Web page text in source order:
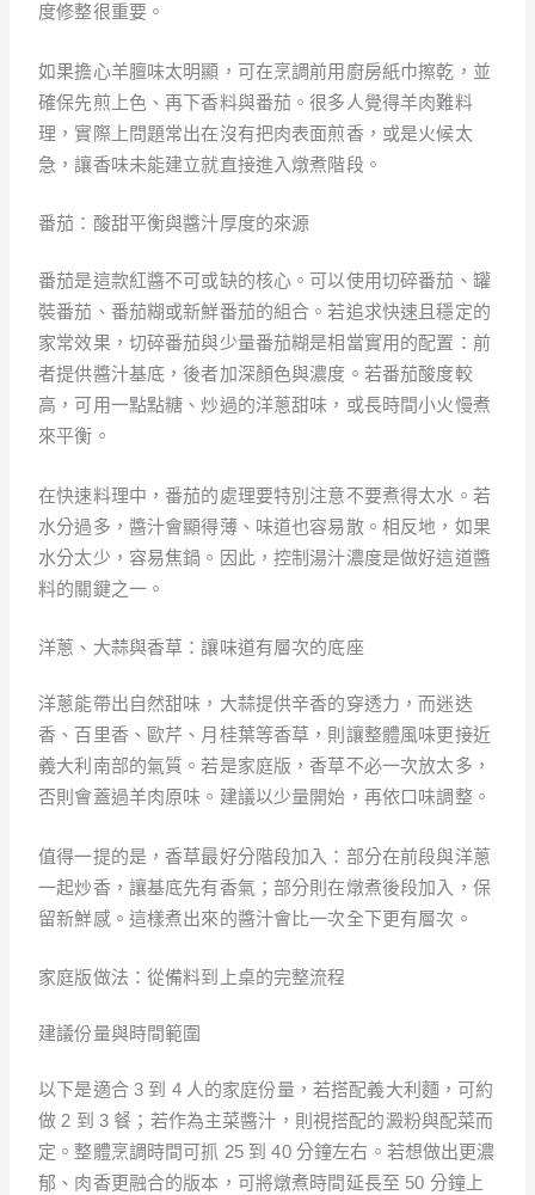
度修整很重要。
如果擔心羊膻味太明顯，可在烹調前用廚房紙巾擦乾，並
確保先煎上色、再下香料與番茄。很多人覺得羊肉難料
理，實際上問題常出在沒有把肉表面煎香，或是火候太
急，讓香味未能建立就直接進入燉煮階段。
番茄：酸甜平衡與醬汁厚度的來源
番茄是這款紅醬不可或缺的核心。可以使用切碎番茄、罐
裝番茄、番茄糊或新鮮番茄的組合。若追求快速且穩定的
家常效果，切碎番茄與少量番茄糊是相當實用的配置：前
者提供醬汁基底，後者加深顏色與濃度。若番茄酸度較
高，可用一點點糖、炒過的洋蔥甜味，或長時間小火慢煮
來平衡。
在快速料理中，番茄的處理要特別注意不要煮得太水。若
水分過多，醬汁會顯得薄、味道也容易散。相反地，如果
水分太少，容易焦鍋。因此，控制湯汁濃度是做好這道醬
料的關鍵之一。
洋蔥、大蒜與香草：讓味道有層次的底座
洋蔥能帶出自然甜味，大蒜提供辛香的穿透力，而迷迭
香、百里香、歐芹、月桂葉等香草，則讓整體風味更接近
義大利南部的氣質。若是家庭版，香草不必一次放太多，
否則會蓋過羊肉原味。建議以少量開始，再依口味調整。
值得一提的是，香草最好分階段加入：部分在前段與洋蔥
一起炒香，讓基底先有香氣；部分則在燉煮後段加入，保
留新鮮感。這樣煮出來的醬汁會比一次全下更有層次。
家庭版做法：從備料到上桌的完整流程
建議份量與時間範圍
以下是適合 3 到 4 人的家庭份量，若搭配義大利麵，可約
做 2 到 3 餐；若作為主菜醬汁，則視搭配的澱粉與配菜而
定。整體烹調時間可抓 25 到 40 分鐘左右。若想做出更濃
郁、肉香更融合的版本，可將燉煮時間延長至 50 分鐘上